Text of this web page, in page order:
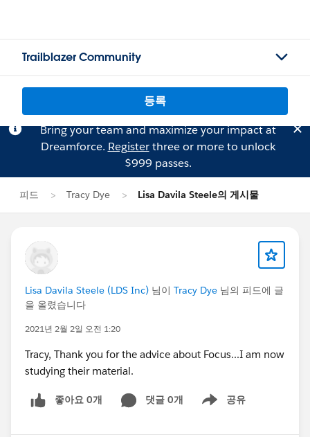
Trailblazer Community
등록
Bring your team and maximize your impact at
Dreamforce. Registerthree or more to unlock
$999 passes.
피드 Tracy Dye Lisa Davila Steele의 게시물
Lisa Davila Steele (LDS Inc) 님이 Tracy Dye 님의 피드에 글
을 올렸습니다
2021년 2월 2일 오전 1:20
Tracy, Thank you for the advice about Focus...I am now
studying their material.
좋아요 0개 댓글 0개 공유
Show menu